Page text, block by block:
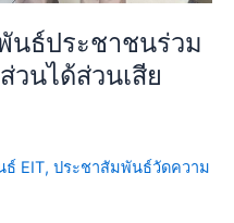
นธ์ประชาชนร่วม
วนได้ส่วนเสีย
EIT, ประชาสัมพันธ์วัดความ